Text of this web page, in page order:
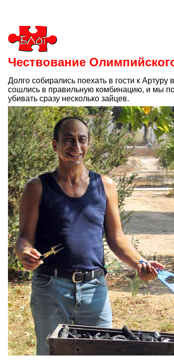
Чествование
Долго собирались поехать в гости к Артуру
сошлись в правильную комбинацию, и мы
убивать сразу несколько зайцев.